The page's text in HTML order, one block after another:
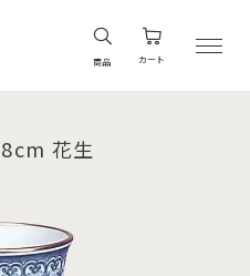
商品 カート
花生